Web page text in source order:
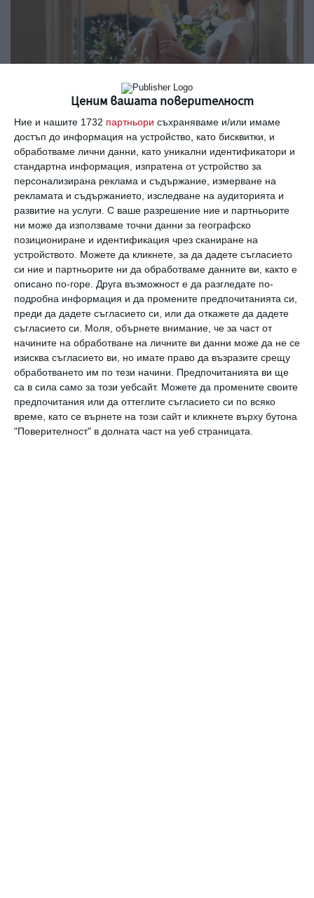
Ценим вашата поверителност
Ние и нашите 1732 партньори съхраняваме и/или имаме
достъп до информация на устройство, като бисквитки, и
обработваме лични данни, като уникални идентификатори и
стандартна информация, изпратена от устройство за
персонализирана реклама и съдържание, измерване на
рекламата и съдържанието, изследване на аудиторията и
развитие на услуги. С ваше разрешение ние и партньорите
ни може да използваме точни данни за географско
позициониране и идентификация чрез сканиране на
устройството. Можете да кликнете, за да дадете съгласието
си ние и партньорите ни да обработваме данните ви, както е
описано по-горе. Друга възможност е да разгледате по-
подробна информация и да промените предпочитанията си,
преди да дадете съгласието си, или да откажете да дадете
съгласието си. Моля, обърнете внимание, че за част от
начините на обработване на личните ви данни може да не се
изисква съгласието ви, но имате право да възразите срещу
обработването им по тези начини. Предпочитанията ви ще
са в сила само за този уебсайт. Можете да промените своите
предпочитания или да оттеглите съгласието си по всяко
време, като се върнете на този сайт и кликнете върху бутона
"Поверителност" в долната част на уеб страницата.
Не прави зло
07 май 2023 г.
Важното е да си щастлив
11 март 2023 г.